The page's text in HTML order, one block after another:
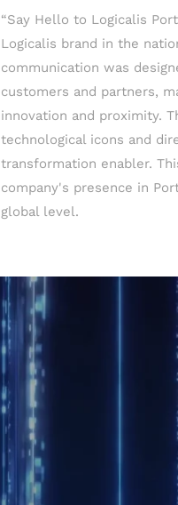
“Say Hello to Logicalis
Logicalis brand in the
communication was
customers and partners,
innovation and proximity.
technological icons and
transformation enabler.
company's presence in
global level.​​​​​​​